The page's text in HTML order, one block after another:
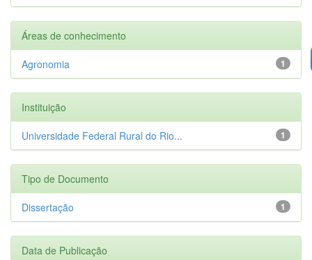
Áreas de conhecimento
1
Agronomia
Instituição
1
Universidade Federal Rural do Rio...
Tipo de Documento
1
Dissertação
Data de Publicação